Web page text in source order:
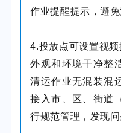
作业提醒提示，避免
4.投放点可设置视频
外观和环境干净整
清运作业无混装混
接入市、区、街道
行规范管理，发现问